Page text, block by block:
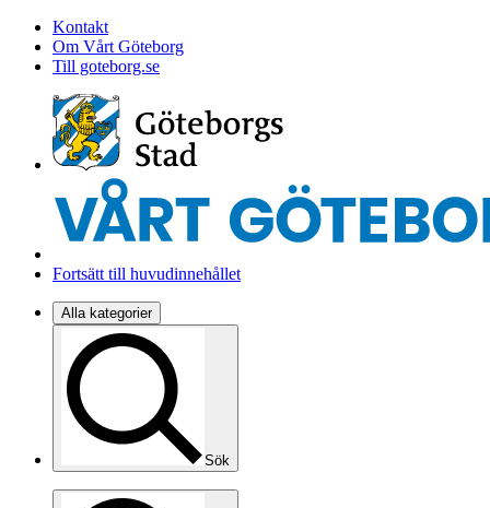
Kontakt
Om Vårt Göteborg
Till goteborg.se
Fortsätt till huvudinnehållet
Alla kategorier
Sök